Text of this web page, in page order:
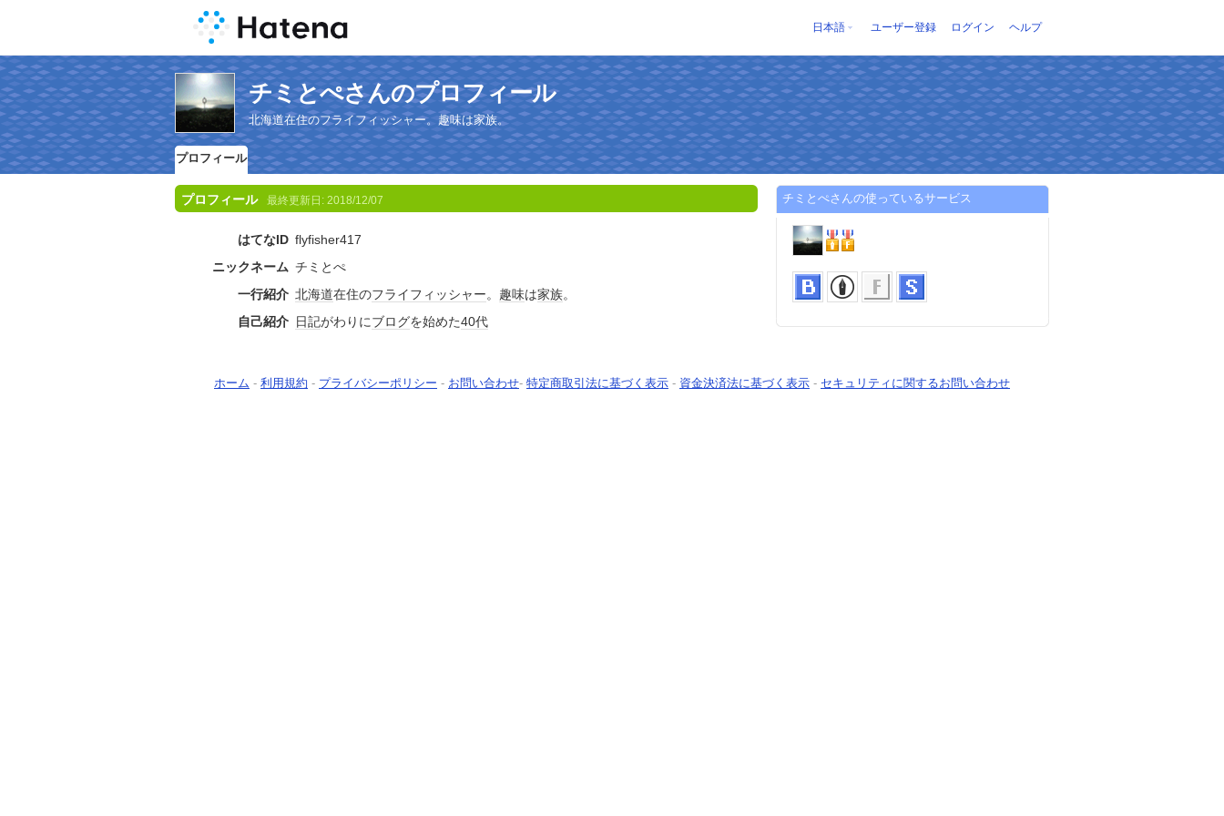
日本語 ユーザー登録 ログイン ヘルプ
チミとぺさんのプロフィール
北海道在住のフライフィッシャー。趣味は家族。
プロフィール
プロフィール 最終更新日: 2018/12/07
はてなID flyfisher417
ニックネーム チミとぺ
一行紹介 北海道在住のフライフィッシャー。 趣味は家族。
自己紹介 日記がわりにブログを始めた40代
チミとぺさんの使っているサービス
ホーム - 利用規約 - プライバシーポリシー - お問い合わせ- 特定商取引法に基づく表示 - 資金決済法に基づく表示 - セキュリティに関するお問い合わせ